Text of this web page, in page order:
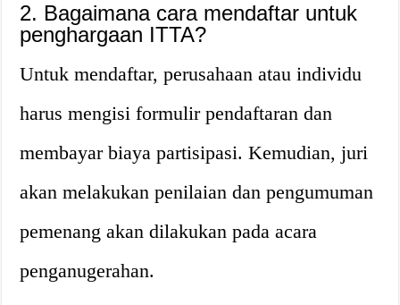
2. Bagaimana cara mendaftar untuk
penghargaan ITTA?
Untuk mendaftar, perusahaan atau individu
harus mengisi formulir pendaftaran dan
membayar biaya partisipasi. Kemudian, juri
akan melakukan penilaian dan pengumuman
pemenang akan dilakukan pada acara
penganugerahan.